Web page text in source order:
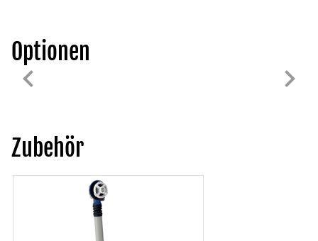
Optionen
Zubehör